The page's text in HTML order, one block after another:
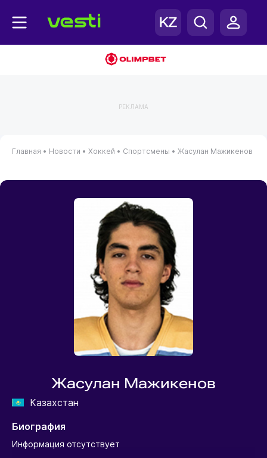
РЕКЛАМА
Главная • Новости • Хоккей • Спортсмены • Жасулан Мажикенов
Жасулан Мажикенов
Казахстан
Биография
Информация отсутствует